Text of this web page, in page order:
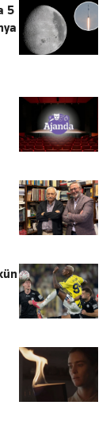
5